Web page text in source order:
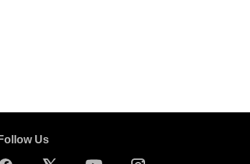
Follow Us